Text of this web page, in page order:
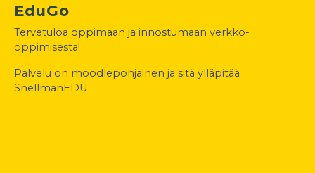
EduGo
Tervetuloa oppimaan ja innostumaan verkko-
oppimisesta!
Palvelu on moodlepohjainen ja sitä ylläpitää
SnellmanEDU.